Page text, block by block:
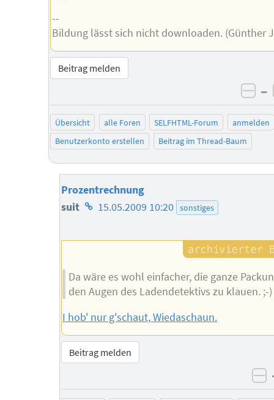
--
Bildung lässt sich nicht downloaden. (Günther
Beitrag melden
–
Übersicht alle Foren SELFHTML-Forum
anmelden
Benutzerkonto erstellen
Beitrag im Thread-Baum
Prozentrechnung
suit Homepage
Autors
15.05.2009 10:20 sonstiges
Da wäre es wohl einfacher, die ganze
den Augen des Ladendetektivs zu klauen. ;-)
I hob' nur g'schaut, Wiedaschaun.
Beitrag melden